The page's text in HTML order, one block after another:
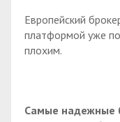
Европейский
платформой уже
плохим.
Самые надежные